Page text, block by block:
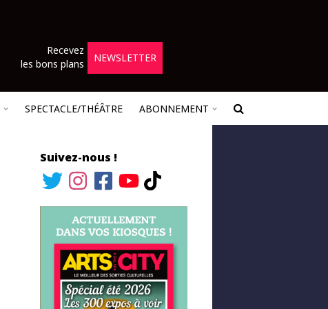
Recevez
les bons plans
NEWSLETTER
SPECTACLE/THÉÂTRE ABONNEMENT
Suivez-nous !